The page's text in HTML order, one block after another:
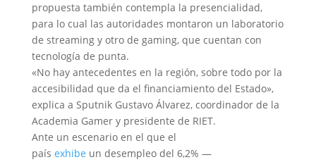
propuesta también contempla la presencialidad,
para lo cual las autoridades montaron un laboratorio
de streaming y otro de gaming, que cuentan con
tecnología de punta.
«No hay antecedentes en la región, sobre todo por la
accesibilidad que da el financiamiento del Estado»,
explica a Sputnik Gustavo Álvarez, coordinador de la
Academia Gamer y presidente de RIET.
Ante un escenario en el que el
país exhibe un desempleo del 6,2% —